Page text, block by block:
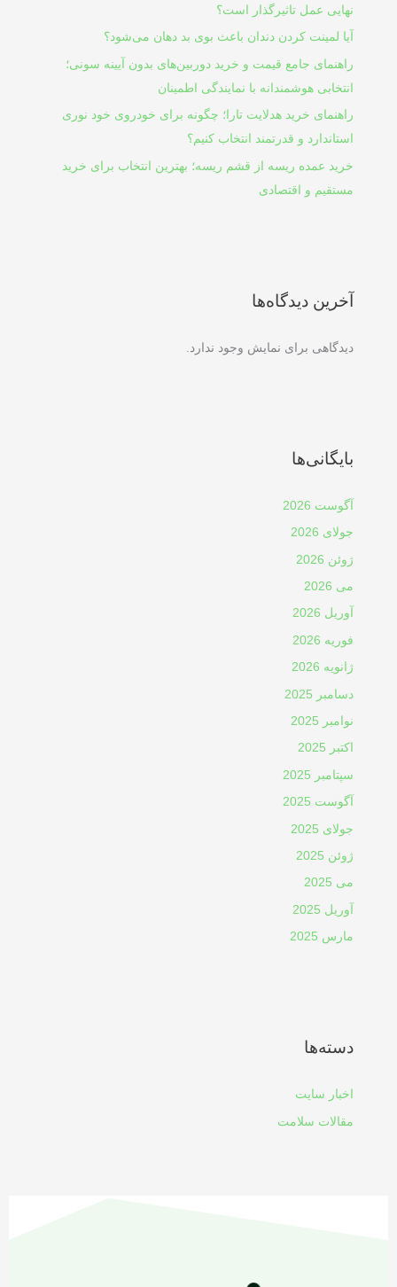
نهایی عمل تاثیرگذار است؟
آیا لمینت کردن دندان باعث بوی بد دهان می‌شود؟
راهنمای جامع قیمت و خرید دوربین‌های بدون آیینه سونی؛
انتخابی هوشمندانه با نمایندگی اطمینان
راهنمای خرید هدلایت تارا؛ چگونه برای خودروی خود نوری
استاندارد و قدرتمند انتخاب کنیم؟
خرید عمده ریسه از قشم ریسه؛ بهترین انتخاب برای خرید
مستقیم و اقتصادی
آخرین دیدگاه‌ها
دیدگاهی برای نمایش وجود ندارد.
بایگانی‌ها
آگوست 2026
جولای 2026
ژوئن 2026
می 2026
آوریل 2026
فوریه 2026
ژانویه 2026
دسامبر 2025
نوامبر 2025
اکتبر 2025
سپتامبر 2025
آگوست 2025
جولای 2025
ژوئن 2025
می 2025
آوریل 2025
مارس 2025
دسته‌ها
اخبار سایت
مقالات سلامت